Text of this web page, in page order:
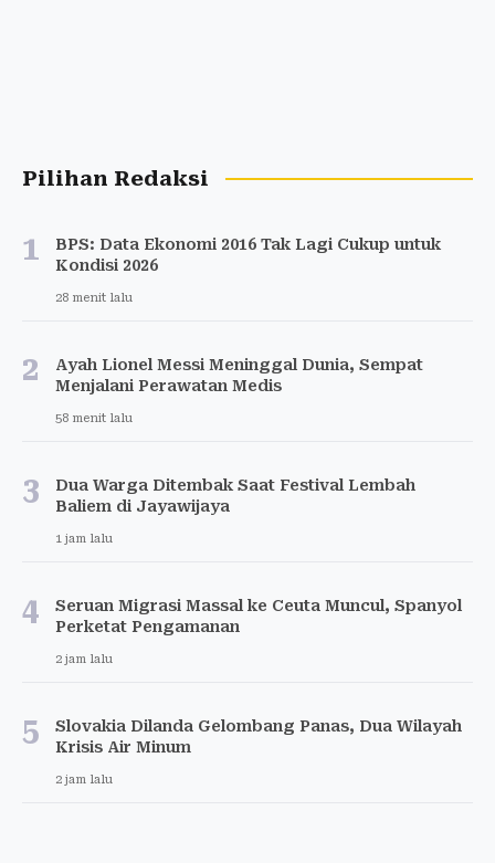
Pilihan Redaksi
1
BPS: Data Ekonomi 2016 Tak Lagi Cukup untuk
Kondisi 2026
28 menit lalu
2
Ayah Lionel Messi Meninggal Dunia, Sempat
Menjalani Perawatan Medis
58 menit lalu
3
Dua Warga Ditembak Saat Festival Lembah
Baliem di Jayawijaya
1 jam lalu
4
Seruan Migrasi Massal ke Ceuta Muncul, Spanyol
Perketat Pengamanan
2 jam lalu
5
Slovakia Dilanda Gelombang Panas, Dua Wilayah
Krisis Air Minum
2 jam lalu